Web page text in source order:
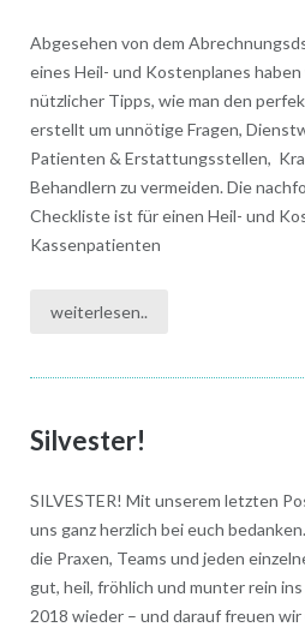
Abgesehen von dem
eines Heil- und Kostenplanes
nützlicher Tipps, wie man den
erstellt um unnötige Fragen,
Patienten & Erstattungsstellen,
Behandlern zu vermeiden. Die
Checkliste ist für einen Heil- und
Kassenpatienten
weiterlesen..
Silvester!
SILVESTER! Mit unserem letzten
uns ganz herzlich bei euch
die Praxen, Teams und jeden
gut, heil, fröhlich und munter rein
2018 wieder – und darauf freuen